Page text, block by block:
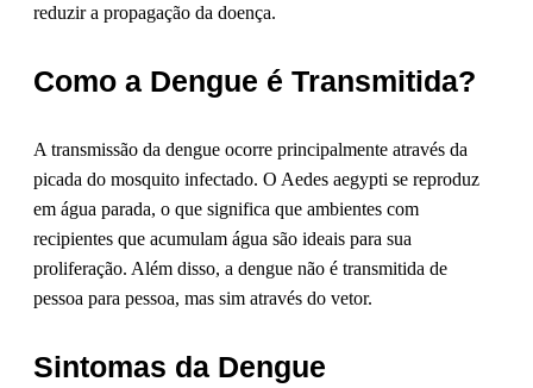
reduzir a propagação da doença.
Como a Dengue é Transmitida?
A transmissão da dengue ocorre principalmente através da
picada do mosquito infectado. O Aedes aegypti se reproduz
em água parada, o que significa que ambientes com
recipientes que acumulam água são ideais para sua
proliferação. Além disso, a dengue não é transmitida de
pessoa para pessoa, mas sim através do vetor.
Sintomas da Dengue